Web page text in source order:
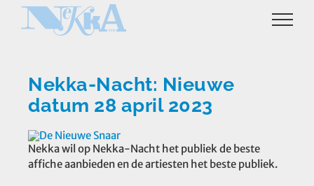
Nekka-Nacht: Nieuwe
datum 28 april 2023
Nekka wil op Nekka-Nacht het publiek de beste
affiche aanbieden en de artiesten het beste publiek.